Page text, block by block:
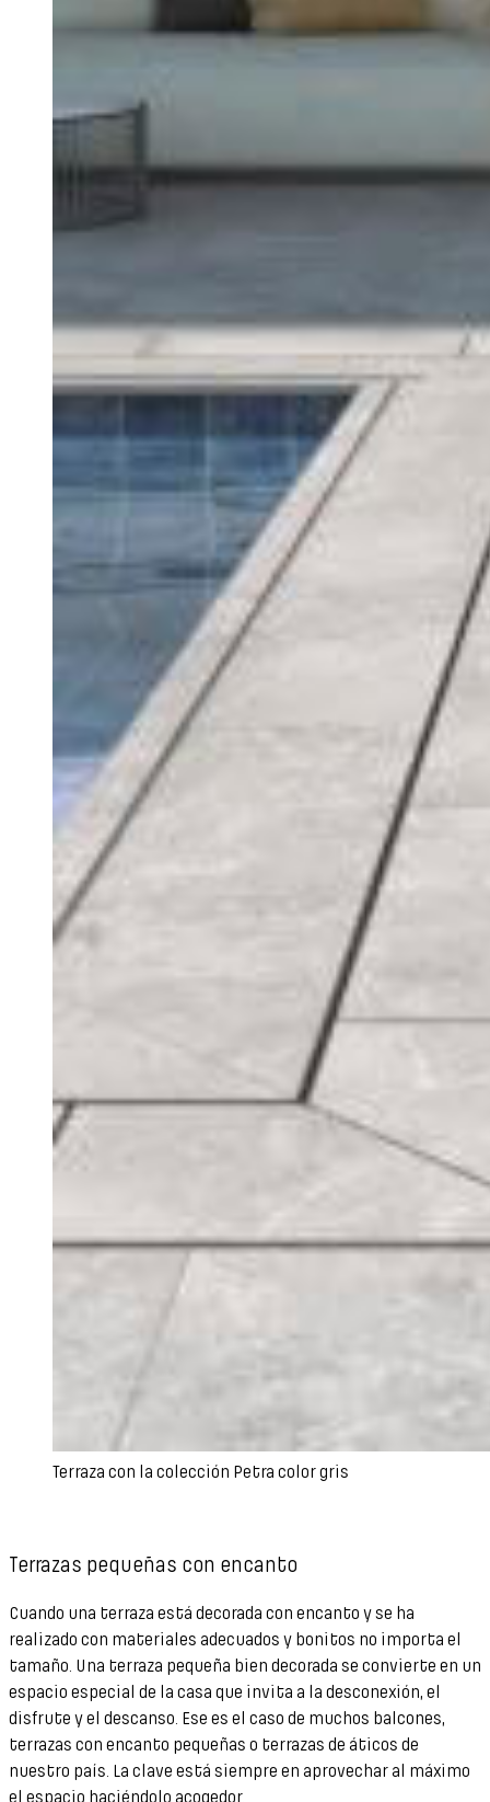
Terraza con la colección Petra color gris
Terrazas pequeñas con encanto
Cuando una terraza está decorada con encanto y se ha
realizado con materiales adecuados y bonitos no importa el
tamaño. Una terraza pequeña bien decorada se convierte en un
espacio especial de la casa que invita a la desconexión, el
disfrute y el descanso. Ese es el caso de muchos balcones,
terrazas con encanto pequeñas o terrazas de áticos de
nuestro país. La clave está siempre en aprovechar al máximo
el espacio haciéndolo acogedor.